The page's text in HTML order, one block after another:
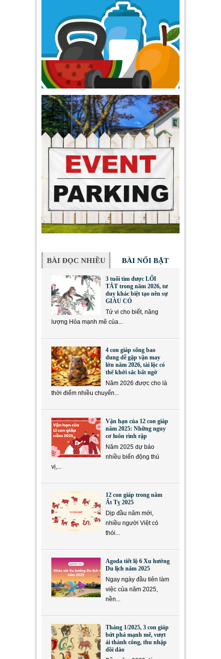
BÀI ĐỌC NHIỀU BÀI NỔI BẬT
3 tuổi tìm được LỐI
TẮT trong năm 2026, tư
duy khác biệt tạo nên sự
GIÀU CÓ
Tử vi cho biết, năng
lượng Hỏa mạnh mẽ của...
4 con giáp sống bao
dung dễ gặp vận may
lớn năm 2026, tài lộc có
thể khởi sắc bất ngờ
Năm 2026 được cho là
thời điểm nhiều chuyển...
Vận hạn của 12 con giáp
năm 2025: Những nguy
cơ luôn rình rập
Năm 2025 dự báo
nhiều biến động thú
vị,...
12 con giáp trong năm
Ất Tỵ 2025
Dịp đầu năm mới,
nhiều người Việt có
thói...
Agoda tiết lộ 6 Xu hướng
Du lịch năm 2025
Ngay ngày đầu tiên làm
việc của năm 2025,
nền...
Tháng 1/2025, 3 con giáp
bứt phá mạnh mẽ, vượt
ải thành công, thu nhập
dồi dào